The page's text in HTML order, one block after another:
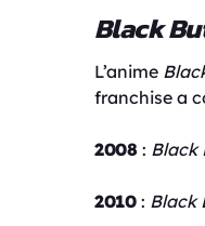
Black
L’anime
franchise a
2008: Black
2010: Black